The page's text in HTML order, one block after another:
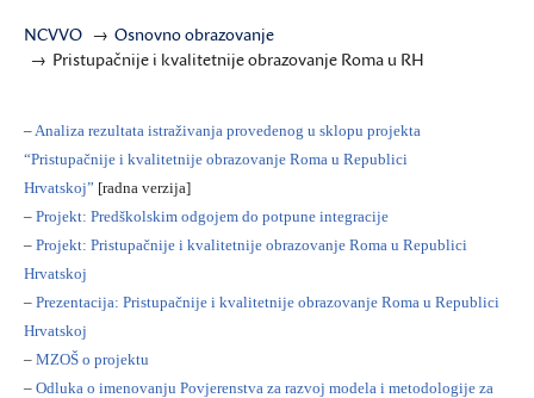
NCVVO
Osnovno obrazovanje
Pristupačnije i kvalitetnije obrazovanje Roma u RH
–Analiza rezultata istraživanja provedenog u sklopu projekta
“Pristupačnije i kvalitetnije obrazovanje Roma u Republici
Hrvatskoj” [radna verzija]
– Projekt: Predškolskim odgojem do potpune integracije
– Projekt: Pristupačnije i kvalitetnije obrazovanje Roma u Republici
Hrvatskoj
– Prezentacija: Pristupačnije i kvalitetnije obrazovanje Roma u Republici
Hrvatskoj
– MZOŠ o projektu
– Odluka o imenovanju Povjerenstva za razvoj modela i metodologije za